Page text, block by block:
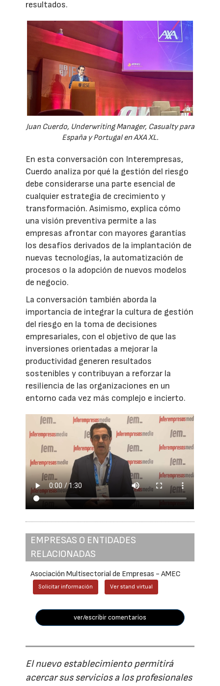
resultados.
Juan Cuerdo, Underwriting Manager, Casualty para
España y Portugal en AXA XL.
En esta conversación con Interempresas,
Cuerdo analiza por qué la gestión del riesgo
debe considerarse una parte esencial de
cualquier estrategia de crecimiento y
transformación. Asimismo, explica cómo
una visión preventiva permite a las
empresas afrontar con mayores garantías
los desafíos derivados de la implantación de
nuevas tecnologías, la automatización de
procesos o la adopción de nuevos modelos
de negocio.
La conversación también aborda la
importancia de integrar la cultura de gestión
del riesgo en la toma de decisiones
empresariales, con el objetivo de que las
inversiones orientadas a mejorar la
productividad generen resultados
sostenibles y contribuyan a reforzar la
resiliencia de las organizaciones en un
entorno cada vez más complejo e incierto.
EMPRESAS O ENTIDADES
RELACIONADAS
Asociación Multisectorial de Empresas - AMEC
Solicitar información Ver stand virtual
ver/escribir comentarios
El nuevo establecimiento permitirá
acercar sus servicios a los profesionales